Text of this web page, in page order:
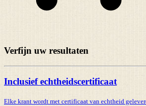
Verfijn uw resultaten
Inclusief echtheidscertificaat
Elke krant wordt met certificaat van echtheid